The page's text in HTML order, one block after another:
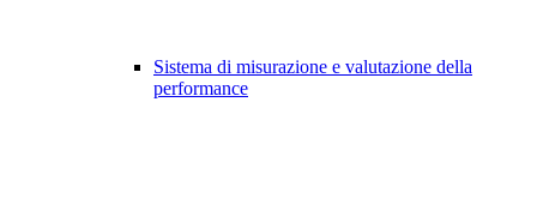
Sistema di misurazione e valutazione della
performance